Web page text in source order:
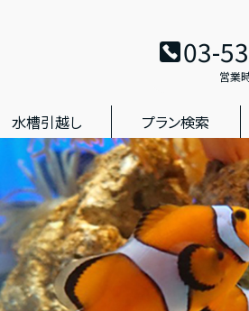
03-
営業
水槽引越し プラン検索